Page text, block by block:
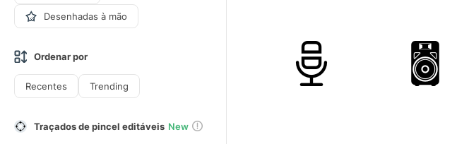
Desenhadas à mão
Ordenar por
Recentes Trending
Traçados de pincel editáveis New